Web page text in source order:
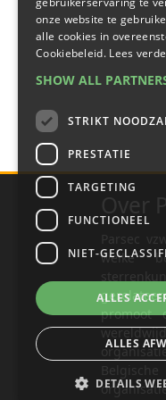
Parsec
welke
promoot
onze website te
alle cookies in
Cookiebeleid. Lees
SHOW ALL
STRIKT
PRESTATIE
TARGETING
FUNCTIONEEL
NIET-
ALLES
ALLES
DETAILS